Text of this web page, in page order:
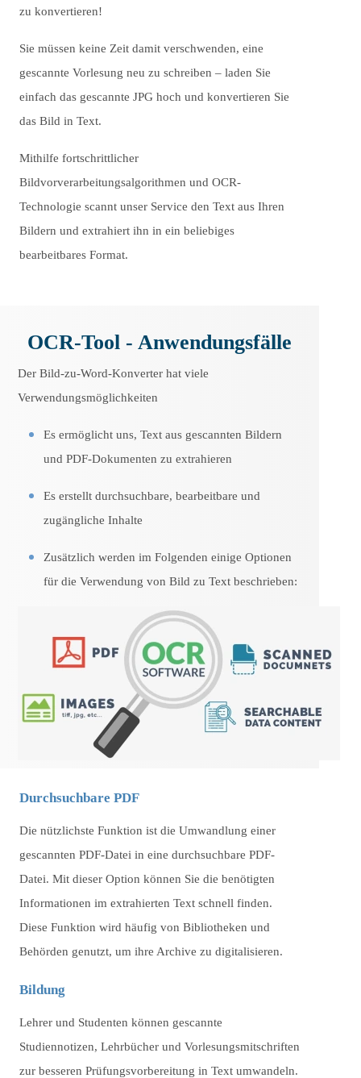
zu konvertieren!
Sie müssen keine Zeit damit verschwenden, eine
gescannte Vorlesung neu zu schreiben – laden Sie
einfach das gescannte JPG hoch und konvertieren Sie
das Bild in Text.
Mithilfe fortschrittlicher
Bildvorverarbeitungsalgorithmen und OCR-
Technologie scannt unser Service den Text aus Ihren
Bildern und extrahiert ihn in ein beliebiges
bearbeitbares Format.
OCR-Tool - Anwendungsfälle
Der Bild-zu-Word-Konverter hat viele
Verwendungsmöglichkeiten
Es ermöglicht uns, Text aus gescannten Bildern
und PDF-Dokumenten zu extrahieren
Es erstellt durchsuchbare, bearbeitbare und
zugängliche Inhalte
Zusätzlich werden im Folgenden einige Optionen
für die Verwendung von Bild zu Text beschrieben:
Durchsuchbare PDF
Die nützlichste Funktion ist die Umwandlung einer
gescannten PDF-Datei in eine durchsuchbare PDF-
Datei. Mit dieser Option können Sie die benötigten
Informationen im extrahierten Text schnell finden.
Diese Funktion wird häufig von Bibliotheken und
Behörden genutzt, um ihre Archive zu digitalisieren.
Bildung
Lehrer und Studenten können gescannte
Studiennotizen, Lehrbücher und Vorlesungsmitschriften
zur besseren Prüfungsvorbereitung in Text umwandeln.